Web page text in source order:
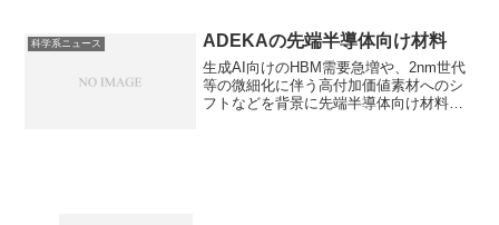
るのかを知ることができます。
科学系ニュース ADEKAの先端半導体向け材料
生成AI向けのHBM需要急増や、2nm世代
等の微細化に伴う高付加価値素材へのシ
フトなどを背景に先端半導体向け材料の